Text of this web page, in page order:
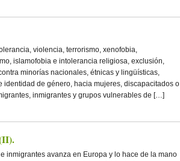
violencia, terrorismo, xenofobia,
islamofobia e intolerancia religiosa, exclusión,
minorías nacionales, étnicas y lingüísticas,
de género, hacia mujeres, discapacitados o
inmigrantes y grupos vulnerables de […]
inmigrantes avanza en Europa y lo hace de la mano